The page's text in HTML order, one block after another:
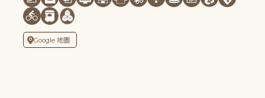
Google 地圖